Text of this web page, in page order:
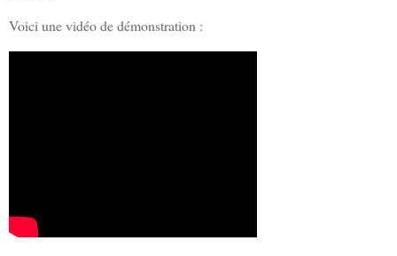
Voici une vidéo de démonstration :